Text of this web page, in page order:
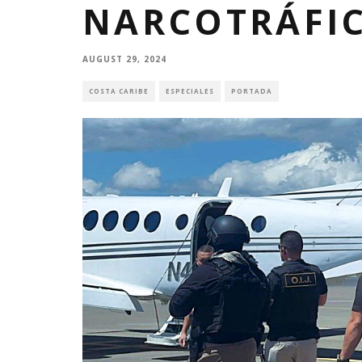
AUGUST 29, 2024
COSTA CARIBE ESPECIALES PORTADA